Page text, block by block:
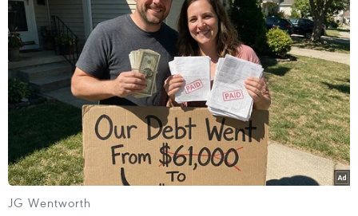
giác như được trở về nhà.
JG Wentworth